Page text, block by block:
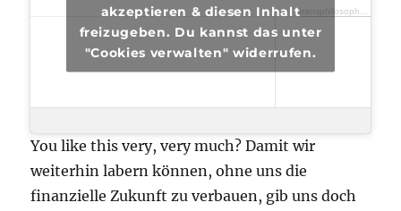
transphilosophisch
akzeptieren & diesen Inhalt
freizugeben. Du kannst das unter
"Cookies verwalten" widerrufen.
You like this very, very much? Damit wir
weiterhin labern können, ohne uns die
finanzielle Zukunft zu verbauen, gib uns doch